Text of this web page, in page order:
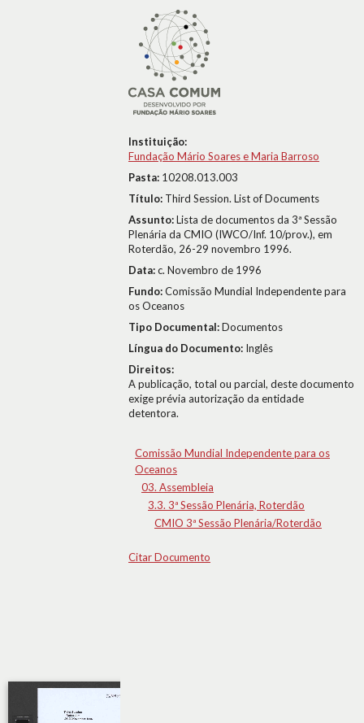
Instituição:
Fundação Mário Soares e Maria Barroso
Pasta: 10208.013.003
Título: Third Session. List of Documents
Assunto:Lista de documentos da 3ª Sessão
Plenária da CMIO (IWCO/Inf. 10/prov.), em
Roterdão, 26-29 novembro 1996.
Data:c. Novembro de 1996
Fundo:Comissão Mundial Independente para
os Oceanos
Tipo Documental:Documentos
Língua do Documento: Inglês
Direitos:
A publicação, total ou parcial, deste documento
exige prévia autorização da entidade
detentora.
Comissão Mundial Independente para os
Oceanos
03. Assembleia
3.3. 3ª Sessão Plenária, Roterdão
CMIO 3ª Sessão Plenária/Roterdão
Citar Documento